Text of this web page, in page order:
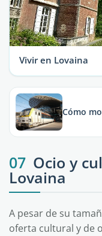
Vivir en Lovaina
Cómo
07 Ocio y
Lovaina
A pesar de su
oferta cultural y de